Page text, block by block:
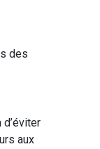
des
aux